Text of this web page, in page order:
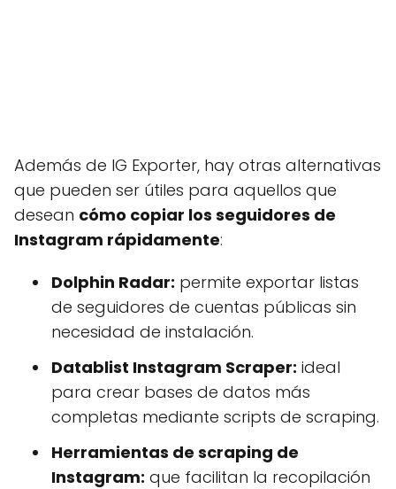
Además de IG Exporter, hay otras alternativas
que pueden ser útiles para aquellos que
desean cómo copiar los seguidores de
Instagram rápidamente:
Dolphin Radar: permite exportar listas
de seguidores de cuentas públicas sin
necesidad de instalación.
Datablist Instagram Scraper: ideal
para crear bases de datos más
completas mediante scripts de scraping.
Herramientas de scraping de
Instagram: que facilitan la recopilación